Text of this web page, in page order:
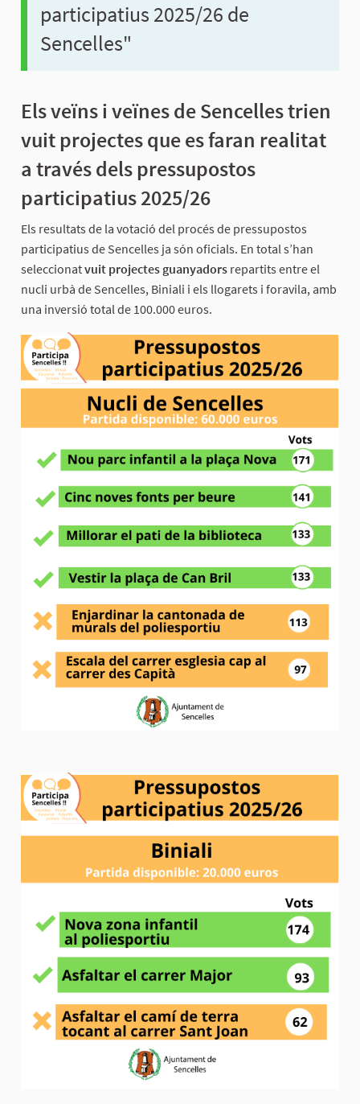
participatius 2025/26 de
Sencelles"
Els veïns i veïnes de Sencelles trien
vuit projectes que es faran realitat
a través dels pressupostos
participatius 2025/26
Els resultats de la votació del procés de pressupostos
participatius de Sencelles ja són oficials. En total s’han
seleccionatvuit projectes guanyadors repartits entre el
nucli urbà de Sencelles, Biniali i els llogarets i foravila, amb
una inversió total de 100.000 euros.